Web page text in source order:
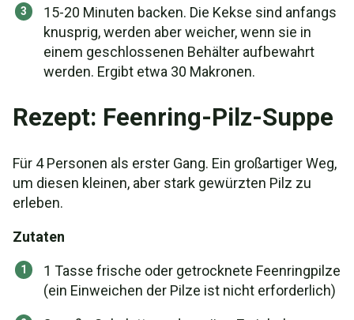
15-20 Minuten backen. Die Kekse sind anfangs
knusprig, werden aber weicher, wenn sie in
einem geschlossenen Behälter aufbewahrt
werden. Ergibt etwa 30 Makronen.
Rezept: Feenring-Pilz-Suppe
Für 4 Personen als erster Gang. Ein großartiger Weg,
um diesen kleinen, aber stark gewürzten Pilz zu
erleben.
Zutaten
1 Tasse frische oder getrocknete Feenringpilze
(ein Einweichen der Pilze ist nicht erforderlich)